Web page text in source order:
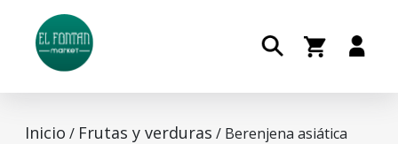
Inicio / Frutas y verduras / Berenjena asiática